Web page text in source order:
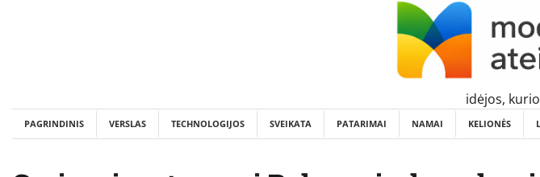
idėjos,
PAGRINDINIS VERSLAS TECHNOLOGIJOS SVEIKATA PATARIMAI NAMAI KELIONĖS